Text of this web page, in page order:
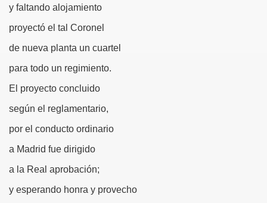
y faltando alojamiento
proyectó el tal Coronel
de nueva planta un cuartel
para todo un regimiento.
El proyecto concluido
según el reglamentario,
por el conducto ordinario
a Madrid fue dirigido
a la Real aprobación;
y esperando honra y provecho
Español
de Texto)